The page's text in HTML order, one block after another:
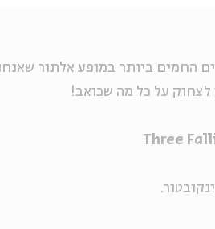
החמים ביותר במופע אלתור
לצחוק על כל מה שכואב!
Three